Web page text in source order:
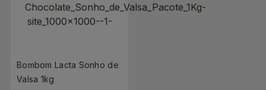
Bombom Lacta Sonho de
Valsa 1kg